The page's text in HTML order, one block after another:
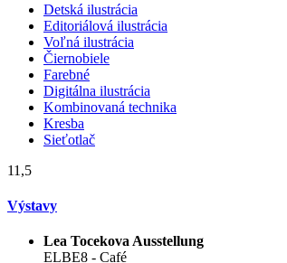
Detská ilustrácia
Editoriálová ilustrácia
Voľná ilustrácia
Čiernobiele
Farebné
Digitálna ilustrácia
Kombinovaná technika
Kresba
Sieťotlač
11,5
Výstavy
Lea Tocekova Ausstellung
ELBE8 - Café